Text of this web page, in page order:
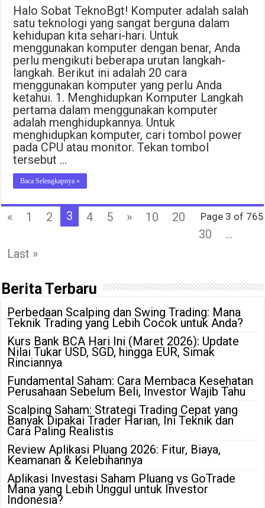
Halo Sobat TeknoBgt! Komputer adalah salah
satu teknologi yang sangat berguna dalam
kehidupan kita sehari-hari. Untuk
menggunakan komputer dengan benar, Anda
perlu mengikuti beberapa urutan langkah-
langkah. Berikut ini adalah 20 cara
menggunakan komputer yang perlu Anda
ketahui. 1. Menghidupkan Komputer Langkah
pertama dalam menggunakan komputer
adalah menghidupkannya. Untuk
menghidupkan komputer, cari tombol power
pada CPU atau monitor. Tekan tombol
tersebut …
Baca Selengkapnya »
Page 3 of 765
« 1 2 3 4 5 » 10
20
30
...
Last »
Berita Terbaru
Perbedaan Scalping dan Swing Trading: Mana
Teknik Trading yang Lebih Cocok untuk Anda?
Kurs Bank BCA Hari Ini (Maret 2026): Update
Nilai Tukar USD, SGD, hingga EUR, Simak
Rinciannya
Fundamental Saham: Cara Membaca Kesehatan
Perusahaan Sebelum Beli, Investor Wajib Tahu
Scalping Saham: Strategi Trading Cepat yang
Banyak Dipakai Trader Harian, Ini Teknik dan
Cara Paling Realistis
Review Aplikasi Pluang 2026: Fitur, Biaya,
Keamanan & Kelebihannya
Aplikasi Investasi Saham Pluang vs GoTrade
Mana yang Lebih Unggul untuk Investor
Indonesia?